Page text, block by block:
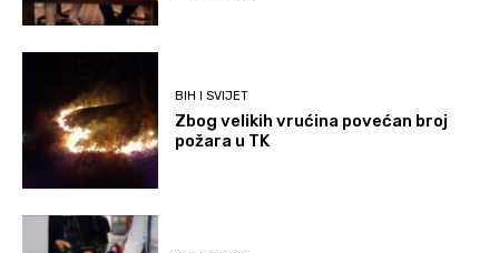
BIH I SVIJET
Zbog velikih vrućina povećan broj
požara u TK